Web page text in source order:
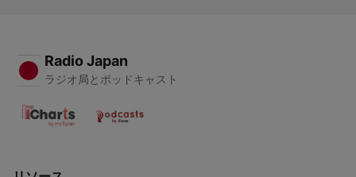
Radio Japan
ラジオ局とポッドキャスト